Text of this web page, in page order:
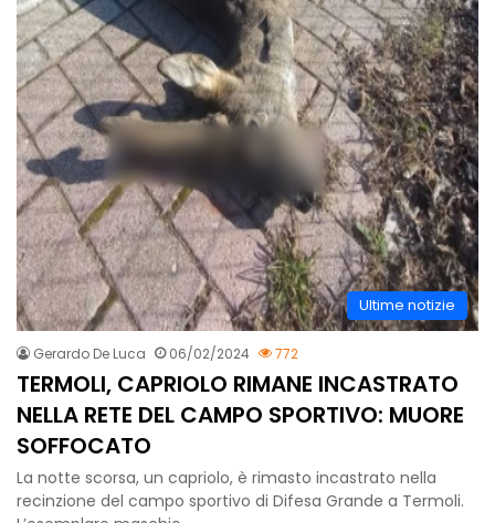
Ultime notizie
Gerardo De Luca 06/02/2024 772
TERMOLI, CAPRIOLO RIMANE INCASTRATO
NELLA RETE DEL CAMPO SPORTIVO: MUORE
SOFFOCATO
La notte scorsa, un capriolo, è rimasto incastrato nella
recinzione del campo sportivo di Difesa Grande a Termoli.